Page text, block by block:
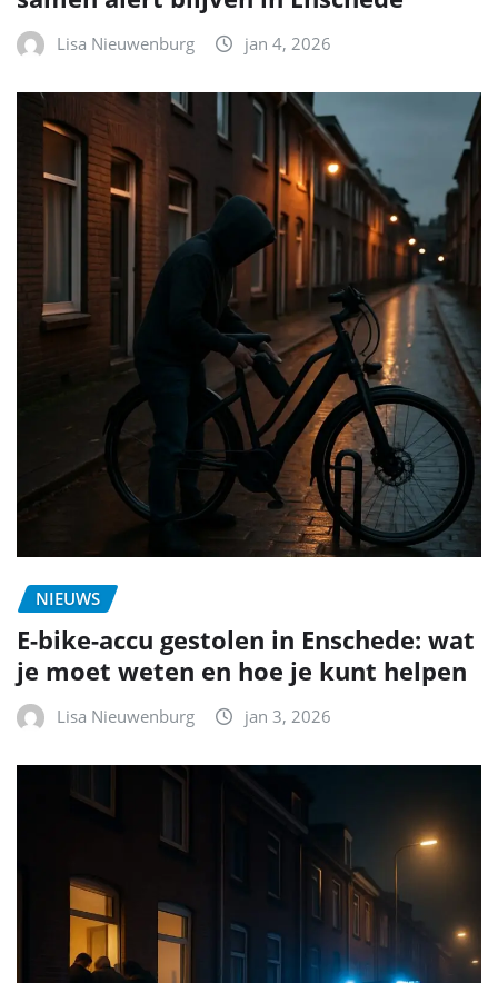
Lisa Nieuwenburg jan 4, 2026
NIEUWS
E-bike-accu gestolen in Enschede: wat
je moet weten en hoe je kunt helpen
Lisa Nieuwenburg jan 3, 2026